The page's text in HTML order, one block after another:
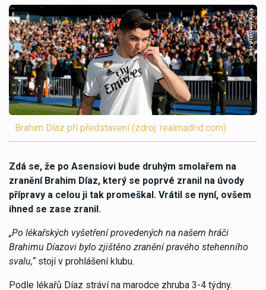
Brahim Díaz při představení (zdroj: realmadrid.com)
Zdá se, že po Asensiovi bude druhým smolařem na
zranění Brahim Díaz, který se poprvé zranil na úvody
přípravy a celou ji tak promeškal. Vrátil se nyní, ovšem
ihned se zase zranil.
„Po lékařských vyšetření provedených na našem hráči
Brahimu Díazovi bylo zjištěno zranění pravého stehenního
svalu,“stojí v prohlášení klubu.
Podle lékařů Díaz stráví na marodce zhruba 3-4 týdny.